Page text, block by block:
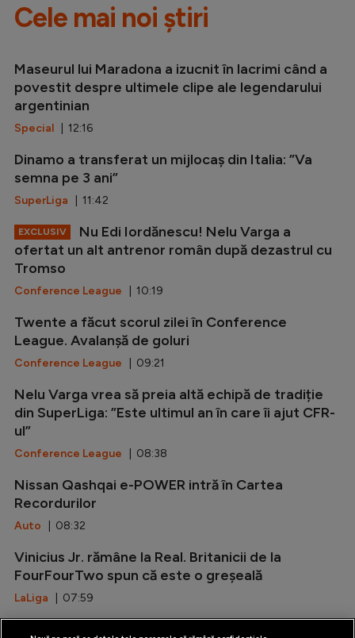
Cele mai noi știri
Maseurul lui Maradona a izucnit în lacrimi când a
povestit despre ultimele clipe ale legendarului
argentinian
Special | 12:16
Dinamo a transferat un mijlocaș din Italia: ”Va
semna pe 3 ani”
SuperLiga | 11:42
EXCLUSIV
Nu Edi Iordănescu! Nelu Varga a
ofertat un alt antrenor român după dezastrul cu
Tromso
Conference League | 10:19
Twente a făcut scorul zilei în Conference
League. Avalanșă de goluri
Conference League | 09:21
Nelu Varga vrea să preia altă echipă de tradiție
din SuperLiga: ”Este ultimul an în care îi ajut CFR-
ul”
Conference League | 08:38
Nissan Qashqai e-POWER intră în Cartea
Recordurilor
Auto | 08:32
Vinicius Jr. rămâne la Real. Britanicii de la
FourFourTwo spun că este o greșeală
LaLiga | 07:59